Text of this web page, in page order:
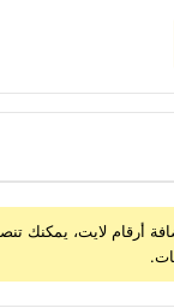
أرقام لايت، يمكنك